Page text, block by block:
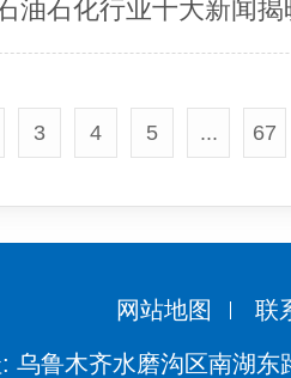
油石化行业十大新闻揭
3 4 5 ... 67
网站地图 联
乌鲁木齐水磨沟区南湖东